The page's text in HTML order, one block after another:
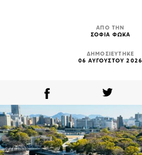
ΑΠΟ ΤΗΝ
ΣΟΦΙΑ ΦΩΚΑ
ΔΗΜΟΣΙΕΥΤΗΚΕ
06 ΑΥΓΟΥΣΤΟΥ 2026